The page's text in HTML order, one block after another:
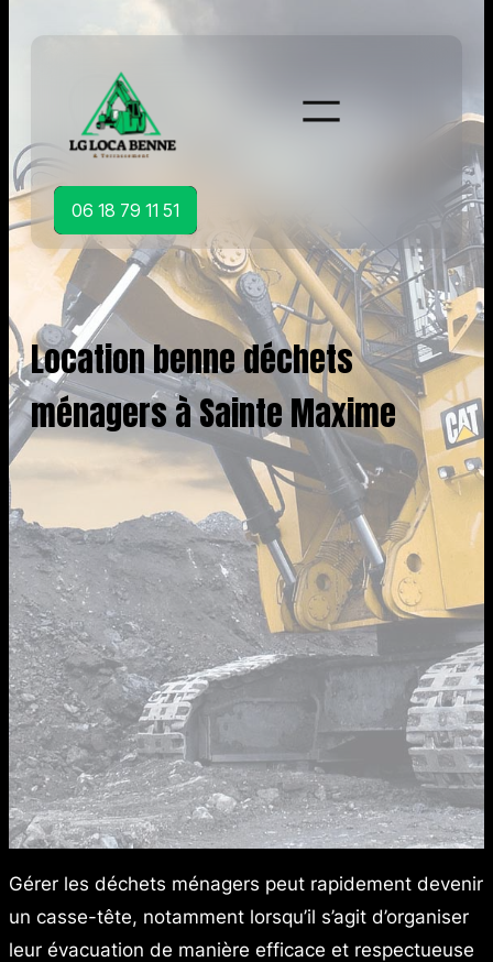
06 18 79 11 51
Location benne déchets
ménagers à Sainte Maxime
Gérer les déchets ménagers peut rapidement devenir
un casse-tête, notamment lorsqu’il s’agit d’organiser
leur évacuation de manière efficace et respectueuse